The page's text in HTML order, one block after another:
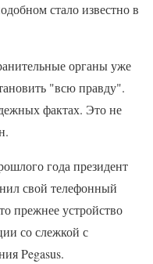
стало известно в
органы уже
"всю правду".
фактах. Это не
года президент
свой телефонный
прежнее устройство
со слежкой с
Pegasus.